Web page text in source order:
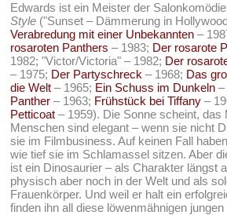
Edwards ist ein Meister der Salonkomödie
Style ("Sunset – Dämmerung in
Verabredung mit einer Unbekannten –
rosaroten Panthers – 1983; Der rosarote
1982; "Victor/Victoria" – 1982; Der
– 1975; Der Partyschreck – 1968; Das
die Welt – 1965; Ein Schuss im Dunkeln –
Panther – 1963; Frühstück bei Tiffany –
Petticoat – 1959). Die Sonne scheint, das
Menschen sind elegant – wenn sie nicht
sie im Filmbusiness. Auf keinen Fall
wie tief sie im Schlamassel sitzen. Aber
ist ein Dinosaurier – als Charakter längst
physisch aber noch in der Welt und als
Frauenkörper. Und weil er halt ein
finden ihn all diese löwenmähnigen